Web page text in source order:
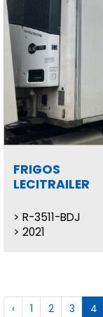
FRIGOS
LECITRAILER
R-3511-BDJ
2021
‹ 1 2 3 4